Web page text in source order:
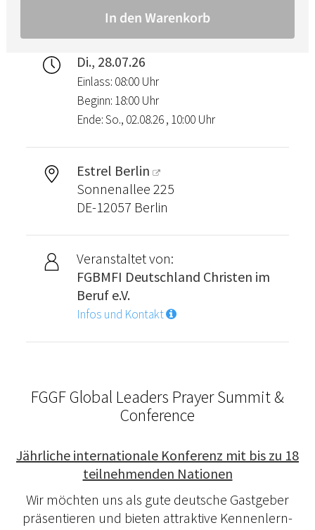
Di., 28.07.26
Einlass: 08:00 Uhr
Beginn: 18:00 Uhr
Ende: So., 02.08.26 , 10:00 Uhr
Estrel Berlin
Sonnenallee 225
DE-12057 Berlin
Veranstaltet von:
FGBMFI Deutschland Christen im
Beruf e.V.
Infos und Kontakt
FGGF Global Leaders Prayer Summit &
Conference
Jährliche internationale Konferenz mit bis zu 18
teilnehmenden Nationen
Wir möchten uns als gute deutsche Gastgeber
präsentieren und bieten attraktive Kennenlern-